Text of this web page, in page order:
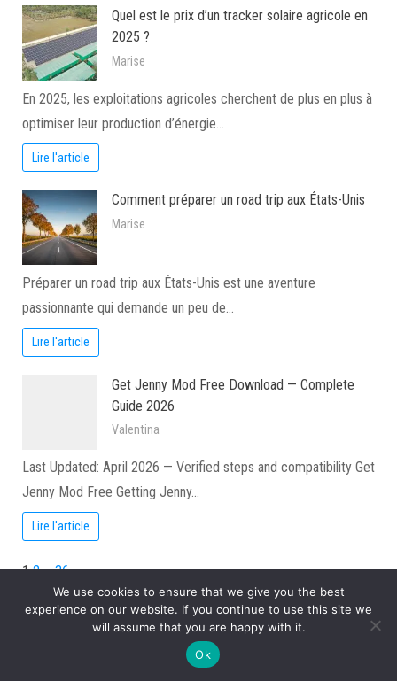
Quel est le prix d’un tracker solaire agricole en
2025 ?
Marise
En 2025, les exploitations agricoles cherchent de plus en plus à
optimiser leur production d’énergie…
Lire l'article
Comment préparer un road trip aux États-Unis
Marise
Préparer un road trip aux États-Unis est une aventure
passionnante qui demande un peu de…
Lire l'article
Get Jenny Mod Free Download — Complete
Guide 2026
Valentina
Last Updated: April 2026 — Verified steps and compatibility Get
Jenny Mod Free Getting Jenny…
Lire l'article
Page:
1 2 … 36Next
»
Artisanat
We use cookies to ensure that we give you the best
experience on our website. If you continue to use this site we
will assume that you are happy with it.
Ok